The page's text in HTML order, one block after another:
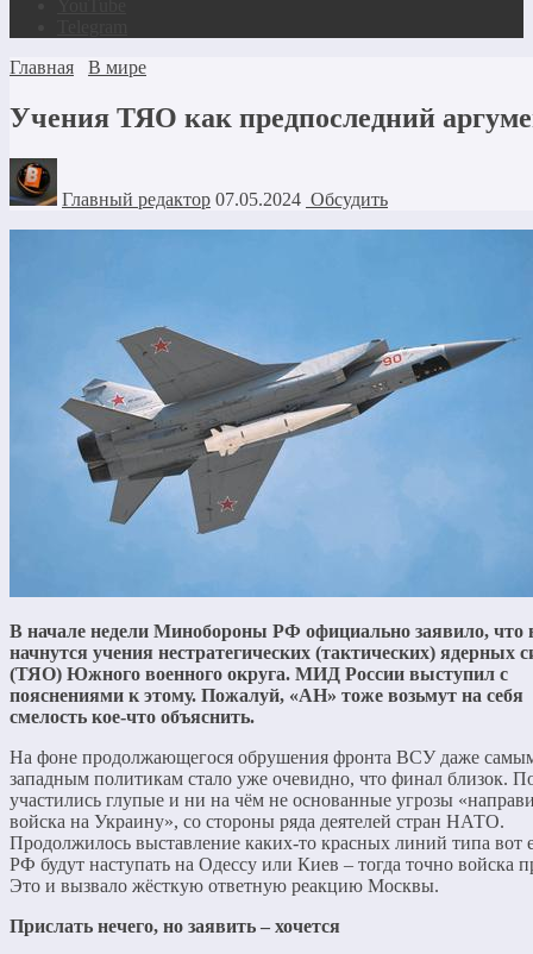
Главная
В мире
Учения ТЯО как предпоследний
Главный редактор 07.05.2024 Обсудить
В начале недели Минобороны РФ официально заявило, что
начнутся учения нестратегических (тактических) ядерных
(ТЯО) Южного военного округа. МИД России выступил с
пояснениями к этому. Пожалуй, «АН» тоже возьмут на себя
смелость кое-что объяснить.
На фоне продолжающегося обрушения фронта ВСУ даже
западным политикам стало уже очевидно, что финал близок.
участились глупые и ни на чём не основанные угрозы
войска на Украину», со стороны ряда деятелей стран НАТО.
Продолжилось выставление каких-то красных линий типа вот
РФ будут наступать на Одессу или Киев – тогда точно войска
Это и вызвало жёсткую ответную реакцию Москвы.
Прислать нечего, но заявить – хочется